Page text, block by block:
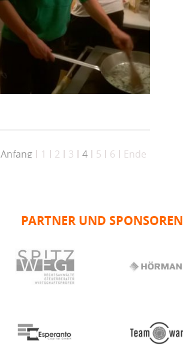
Anfang 1 2 3 4 5 6 Ende
PARTNER UND SPONSOREN